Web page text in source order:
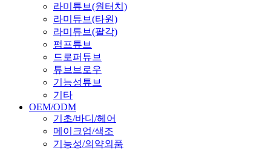
라미튜브(원터치)
라미튜브(타원)
라미튜브(팔각)
펌프튜브
드로퍼튜브
튜브브로우
기능성튜브
기타
OEM/ODM
기초/바디/헤어
메이크업/색조
기능성/의약외품